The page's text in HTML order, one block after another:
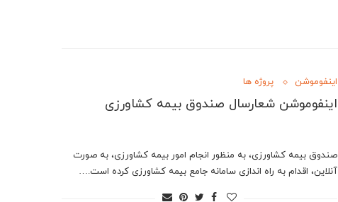
اینفوموشن پروژه ها
اینفوموشن شعارسال صندوق بیمه کشاورزی
صندوق بیمه کشاورزی، به منظور انجام امور بیمه کشاورزی، به صورت
آنلاین، اقدام به راه اندازی سامانه جامع بیمه کشاورزی کرده است.…